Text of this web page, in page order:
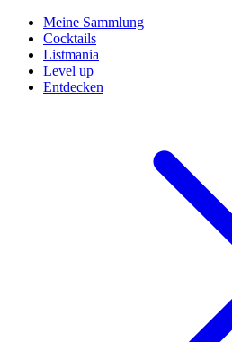
Meine Sammlung
Cocktails
Listmania
Level up
Entdecken